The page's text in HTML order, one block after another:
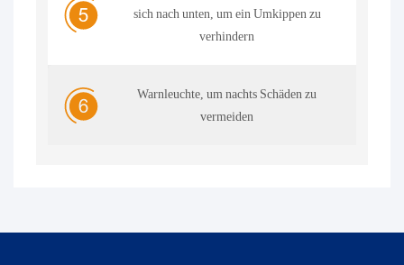
sich nach unten, um ein Umkippen zu
verhindern
Warnleuchte, um nachts Schäden zu
vermeiden